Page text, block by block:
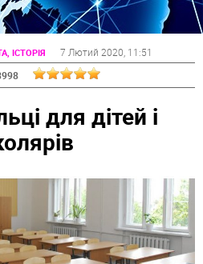
ІСТОРІЯ 7 Лютий 2020 , 11:51
для дітей і